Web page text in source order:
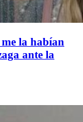
la habían
ante la